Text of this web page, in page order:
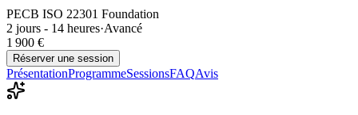
PECB ISO 22301 Foundation
2 jours - 14 heures·Avancé
1 900 €
Réserver une session
PrésentationProgrammeSessionsFAQAvis